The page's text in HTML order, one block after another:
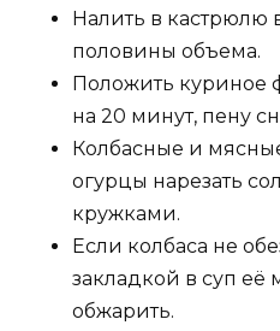
Налить в кастрюлю
половины объема.
Положить куриное
на 20 минут, пену
Колбасные и
огурцы нарезать
кружками.
Если колбаса не
закладкой в суп её
обжарить.